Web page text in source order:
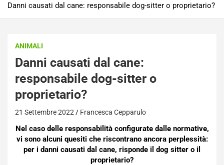
Danni causati dal cane: responsabile dog-sitter o proprietario?
ANIMALI
Danni causati dal cane:
responsabile dog-sitter o
proprietario?
21 Settembre 2022 Francesca Cepparulo
Nel caso delle responsabilità configurate dalle normative,
vi sono alcuni quesiti che riscontrano ancora perplessità:
per i danni causati dal cane, risponde il dog sitter o il
proprietario?